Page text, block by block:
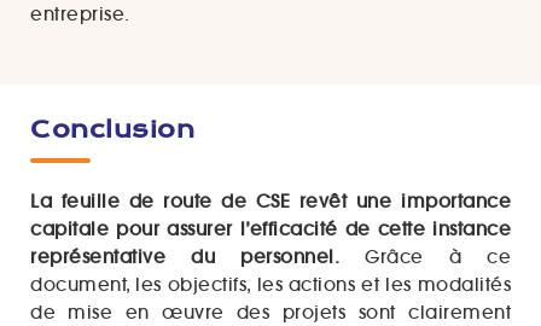
entreprise.
Conclusion
La feuille de route de CSE revêt une importance
capitale pour assurer l’efficacité de cette instance
représentative du personnel. Grâce à ce
document, les objectifs, les actions et les modalités
de mise en œuvre des projets sont clairement